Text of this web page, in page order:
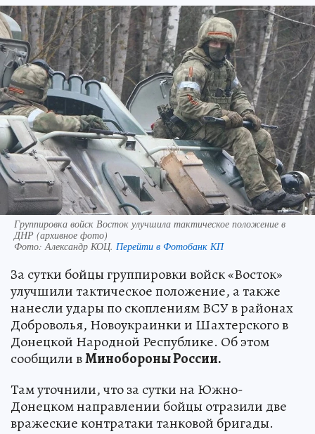
Группировка войск Восток улучшила тактическое положение в
ДНР (архивное фото)
Фото:Александр КОЦ. Перейти в Фотобанк КП
За сутки бойцы группировки войск «Восток»
улучшили тактическое положение, а также
нанесли удары по скоплениям ВСУ в районах
Доброволья, Новоукраинки и Шахтерского в
Донецкой Народной Республике. Об этом
сообщили вМинобороны России.
Там уточнили, что за сутки на Южно-
Донецком направлении бойцы отразили две
вражеские контратаки танковой бригады.